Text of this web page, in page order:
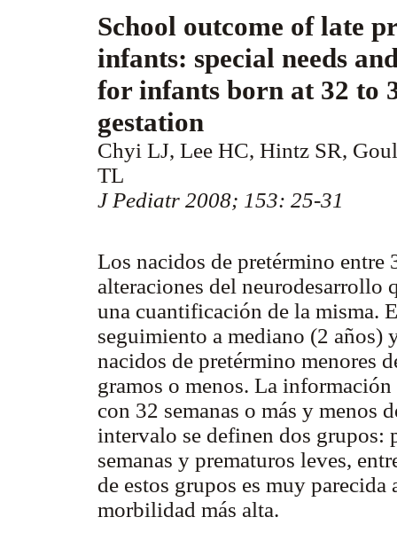
School outcome of late
infants: special needs
for infants born at 32 to
gestation
Chyi LJ, Lee HC, Hintz SR,
TL
J Pediatr 2008; 153: 25-31
Los nacidos de pretérmino entre
alteraciones del neurodesarrollo
una cuantificación de la misma.
seguimiento a mediano (2 años)
nacidos de pretérmino menores
gramos o menos. La
con 32 semanas o más y menos
intervalo se definen dos grupos:
semanas y prematuros leves,
de estos grupos es muy
morbilidad más alta.